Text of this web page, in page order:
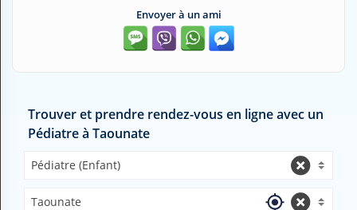
Pharmacie
Médicament
Envoyer à un ami
Trouver et prendre rendez-vous en ligne avec un
Pédiatre à Taounate
Pédiatre (Enfant)
Taounate